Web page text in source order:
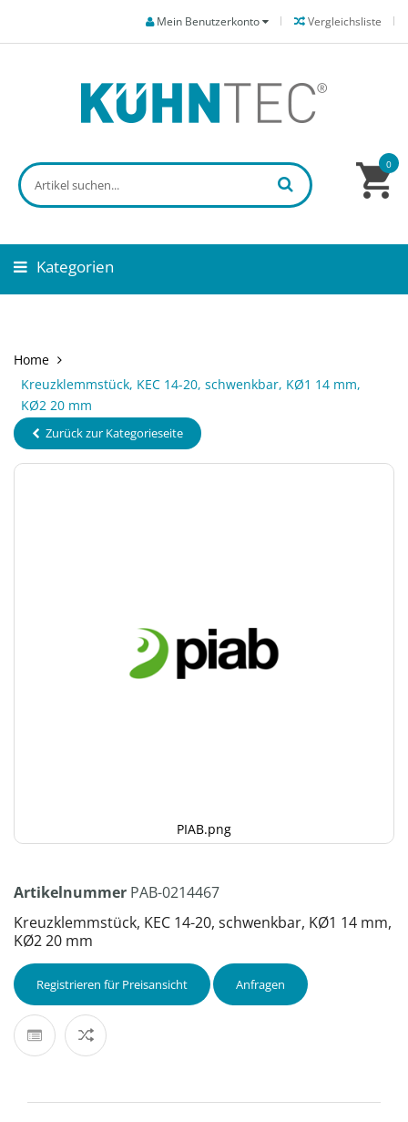
Vergleichsliste
Mein Benutzerkonto
0
Kategorien
Home
Kreuzklemmstück, KEC 14-20, schwenkbar, KØ1 14 mm,
KØ2 20 mm
Zurück zur Kategorieseite
PIAB.png
Artikelnummer PAB-0214467
Kreuzklemmstück, KEC 14-20, schwenkbar, KØ1 14 mm,
KØ2 20 mm
Registrieren für Preisansicht Anfragen